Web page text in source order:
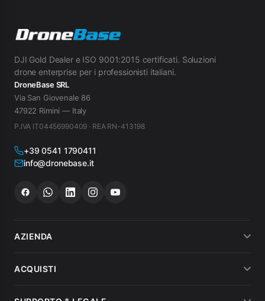
DJI Gold Dealer e ISO 9001:2015 certificati. Soluzioni
drone enterprise per i professionisti italiani.
DroneBase SRL
Via San Giovenale 86
47922 Rimini — Italy
P.IVA IT04456990409 · REA RN-413198
+39 0541 1790411
info@dronebase.it
AZIENDA
Chi siamo
ACQUISTI
Metodi di pagamento